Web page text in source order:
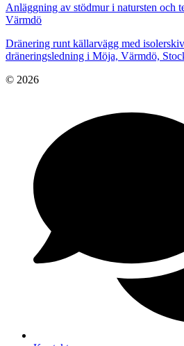
Anläggning av stödmur i natursten och
Värmdö
Dränering runt källarvägg med
dräneringsledning i Möja, Värmdö,
© 2026